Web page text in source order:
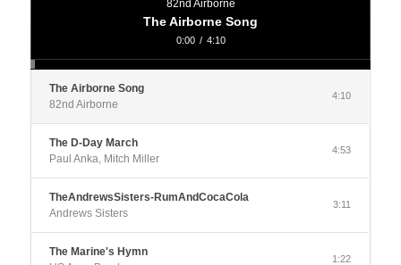
82nd Airborne
The Airborne Song
0:00 / 4:10
The Airborne Song
82nd Airborne
4:10
The D-Day March
Paul Anka, Mitch Miller
4:53
TheAndrewsSisters-RumAndCocaCola
Andrews Sisters
3:11
The Marine's Hymn
1:22